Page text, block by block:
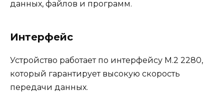
данных, файлов и программ.
Интерфейс
Устройство работает по интерфейсу M.2 2280,
который гарантирует высокую скорость
передачи данных.